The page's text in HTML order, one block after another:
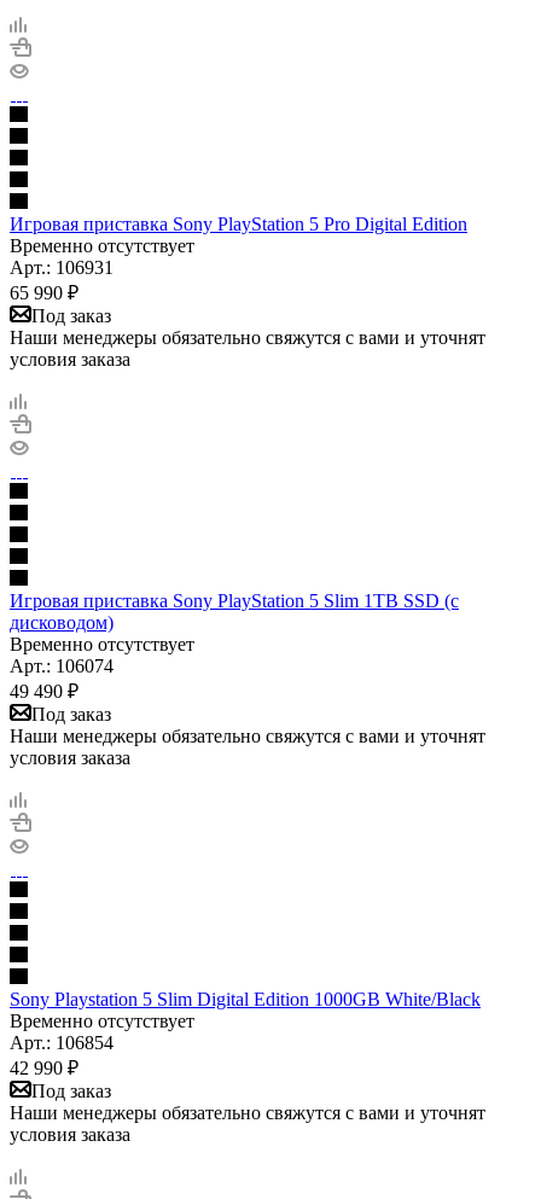
Игровая приставка Sony PlayStation 5 Pro Digital Edition
Временно отсутствует
Арт.: 106931
65 990 ₽
Под заказ
Наши менеджеры обязательно свяжутся с вами и уточнят
условия заказа
Игровая приставка Sony PlayStation 5 Slim 1TB SSD (c
дисководом)
Временно отсутствует
Арт.: 106074
49 490 ₽
Под заказ
Наши менеджеры обязательно свяжутся с вами и уточнят
условия заказа
Sony Playstation 5 Slim Digital Edition 1000GB White/Black
Временно отсутствует
Арт.: 106854
42 990 ₽
Под заказ
Наши менеджеры обязательно свяжутся с вами и уточнят
условия заказа